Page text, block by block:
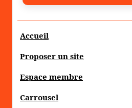
Accueil
Proposer un site
Espace membre
Carrousel